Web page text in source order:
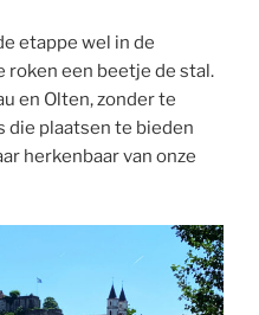
etappe wel in de
roken een beetje de stal.
en Olten, zonder te
die plaatsen te bieden
herkenbaar van onze